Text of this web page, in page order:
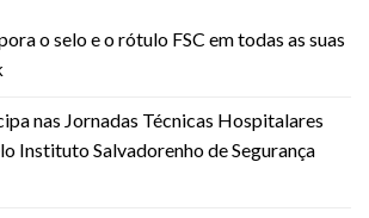
o selo e o rótulo FSC em todas as suas
nas Jornadas Técnicas Hospitalares
Instituto Salvadorenho de Segurança